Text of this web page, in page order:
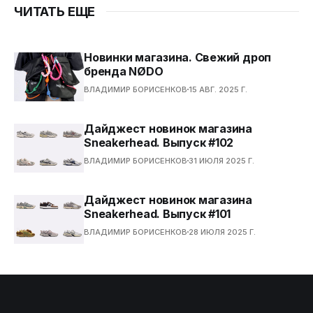
использованию пены
ЧИТАТЬ ЕЩЕ
Новинки магазина. Свежий дроп
бренда NØDO
ВЛАДИМИР БОРИСЕНКОВ 15 АВГ. 2025 Г.
Дайджест новинок магазина
Sneakerhead. Выпуск #102
ВЛАДИМИР БОРИСЕНКОВ 31 ИЮЛЯ 2025 Г.
Дайджест новинок магазина
Sneakerhead. Выпуск #101
ВЛАДИМИР БОРИСЕНКОВ 28 ИЮЛЯ 2025 Г.